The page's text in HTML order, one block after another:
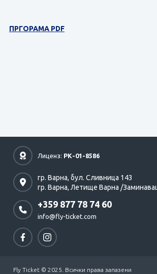
ПРГОРАМА PDF
Лиценз: РК-01-8586
гр. Варна, бул. Сливница 143
гр. Варна, Летище Варна /
+359 877 78 74 60
info@fly-ticket.com
Fly Ticket © 2025. Всички права запазени